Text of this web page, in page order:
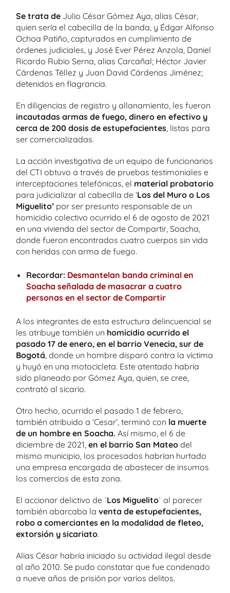
Se trata de Julio César Gómez Aya, alias César,
quien sería el cabecilla de la banda, y Édgar Alfonso
Ochoa Patiño, capturados en cumplimiento de
órdenes judiciales, y José Ever Pérez Anzola, Daniel
Ricardo Rubio Serna, alias Carcañal; Héctor Javier
Cárdenas Téllez y Juan David Cárdenas Jiménez;
detenidos en flagrancia.
En diligencias de registro y allanamiento, les fueron
incautadas armas de fuego, dinero en efectivo y
cerca de 200 dosis de estupefacientes , listas para
ser comercializadas.
La acción investigativa de un equipo de funcionarios
del CTI obtuvo a través de pruebas testimoniales e
interceptaciones telefónicas, el material probatorio
para judicializar al cabecilla de ‘Los del Muro o Los
Miguelito’ por ser presunto responsable de un
homicidio colectivo ocurrido el 6 de agosto de 2021
en una vivienda del sector de Compartir, Soacha,
donde fueron encontrados cuatro cuerpos sin vida
con heridas con arma de fuego.
Recordar: Desmantelan banda criminal en
Soacha señalada de masacrar a cuatro
personas en el sector de Compartir
A los integrantes de esta estructura delincuencial se
les atribuye también un homicidio ocurrido el
pasado 17 de enero, en el barrio Venecia, sur de
Bogotá , donde un hombre disparó contra la víctima
y huyó en una motocicleta. Este atentado habría
sido planeado por Gómez Aya, quien, se cree,
contrató al sicario.
Otro hecho, ocurrido el pasado 1 de febrero,
también atribuido a ‘Cesar’, terminó con la muerte
de un hombre en Soacha. Así mismo, el 6 de
diciembre de 2021, en el barrio San Mateo del
mismo municipio, los procesados habrían hurtado
una empresa encargada de abastecer de insumos
los comercios de esta zona.
El accionar delictivo de ´Los Miguelito´ al parecer
también abarcaba la venta de estupefacientes,
robo a comerciantes en la modalidad de fleteo,
extorsión y sicariato.
Alias César habría iniciado su actividad ilegal desde
al año 2010. Se pudo constatar que fue condenado
a nueve años de prisión por varios delitos.